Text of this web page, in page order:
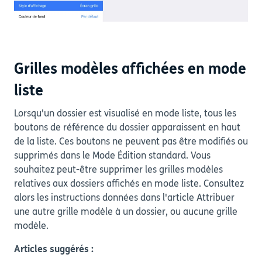
Grilles modèles affichées en mode
liste
Lorsqu'un dossier est visualisé en mode liste, tous les
boutons de référence du dossier apparaissent en haut
de la liste. Ces boutons ne peuvent pas être modifiés ou
supprimés dans le Mode Édition standard. Vous
souhaitez peut-être supprimer les grilles modèles
relatives aux dossiers affichés en mode liste. Consultez
alors les instructions données dans l'article Attribuer
une autre grille modèle à un dossier, ou aucune grille
modèle.
Articles suggérés :